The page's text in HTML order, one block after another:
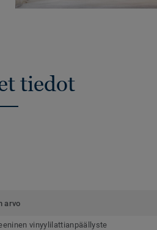
tiedot
arvo
vinyylilattianpäällyste